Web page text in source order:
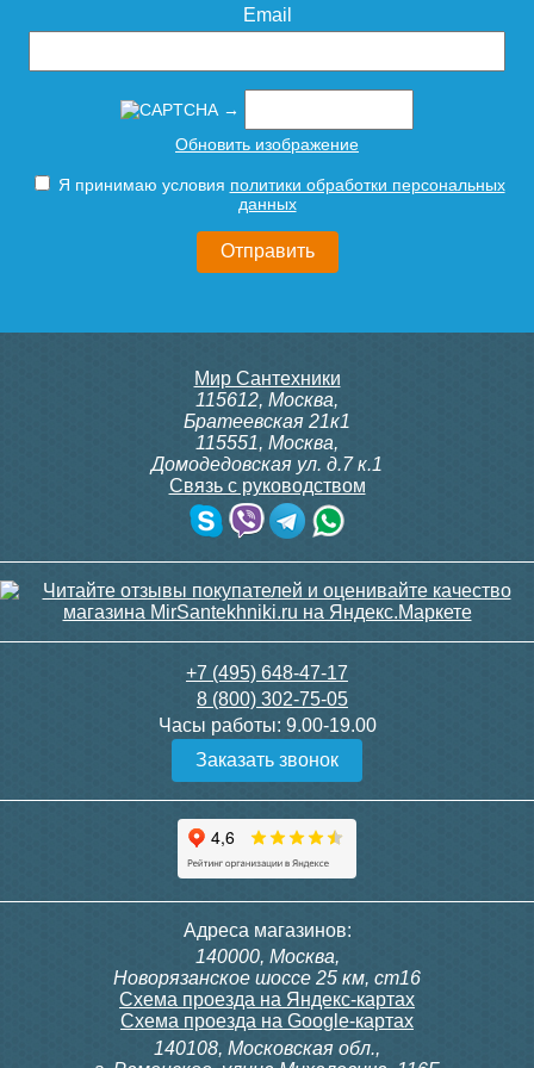
Редуктор давления
выходом под манометр
Email
→
Обновить изображение
Я принимаю условия политики обработки персональных
данных
Мир Сантехники
115612, Москва,
Братеевская 21к1
115551, Москва,
Домодедовская ул. д.7 к.1
Связь с руководством
+7 (495) 648-47-17
8 (800) 302-75-05
Часы работы: 9.00-19.00
Заказать звонок
Адреса магазинов:
140000, Москва,
Новорязанское шоссе 25 км, ст16
Схема проезда на Яндекс-картах
Схема проезда на Google-картах
140108, Московская обл.,